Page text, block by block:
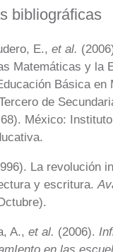
bibliográficas
E., et al.
Matemáticas y la
Básica en
de
México:
La revolución
y escritura.
A., et al. (2006).
en las